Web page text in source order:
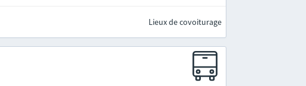
Lieux de covoiturage